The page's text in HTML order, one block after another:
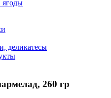
деликатесы
260 гр